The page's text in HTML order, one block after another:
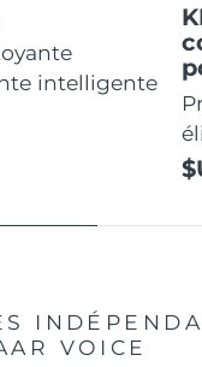
intelligente
VOICE